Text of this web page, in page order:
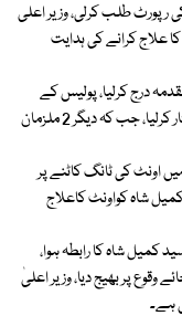
رپورٹ طلب کرلی، وزیر اعلی
علاج کرانے کی ہدایت
درج کرلیا، پولیس کے
مطابق مقدمے میں نامزد 3 ملزمان میں سے ایک کو گرفتار کرلیا، جب کہ دیگر 2 ملزمان
اونٹ کی ٹانگ کاٹنے پر
شاہ کواونٹ کاعلاج
کمیل شاہ کا رابطہ ہوا،
وقوع پر بھیج دیا، وزیر اعلیٰ
ہے۔